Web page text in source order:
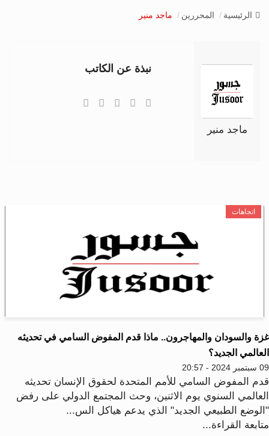
v
t
الرئيسية المحررين ماجد منير
ماجد منير
نبذة عن الكاتب
اتجاهات
والسودان والمهاجرون.. ماذا قدم المفوض السامي في تحديثه
الجديد؟
- 20:57
المفوض السامي للأمم المتحدة لحقوق الإنسان تحديثه
السنوي يوم الاثنين، وحث المجتمع الدولي على رفض
الطبيعي الجديد" الذي يدعم هياكل الس...
القراءة...